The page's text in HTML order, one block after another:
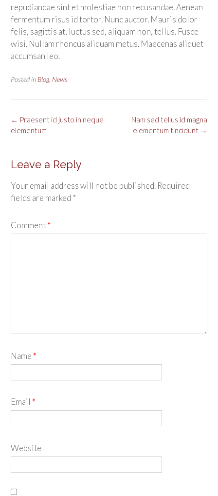
repudiandae sint et molestiae non recusandae. Aenean
fermentum risus id tortor. Nunc auctor. Mauris dolor
felis, sagittis at, luctus sed, aliquam non, tellus. Fusce
wisi. Nullam rhoncus aliquam metus. Maecenas aliquet
accumsan leo.
Posted in Blog, News
Post
navigation
Nam sed tellus id magna
elementum tincidunt →
← Praesent id justo in neque
elementum
Leave a Reply
Your email address will not be published. Required
fields are marked *
Comment*
Name *
Email *
Website